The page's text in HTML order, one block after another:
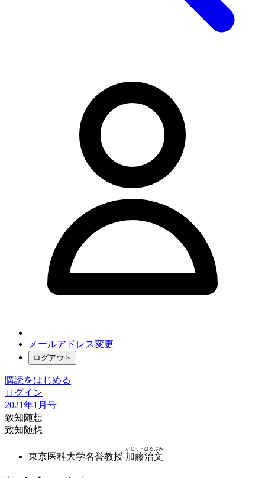
メールアドレス変更
ログアウト
購読をはじめる
ログイン
2021年1月号
致知随想
致知随想
東京医科大学名誉教授 加藤治文
かとう・はるぶみ